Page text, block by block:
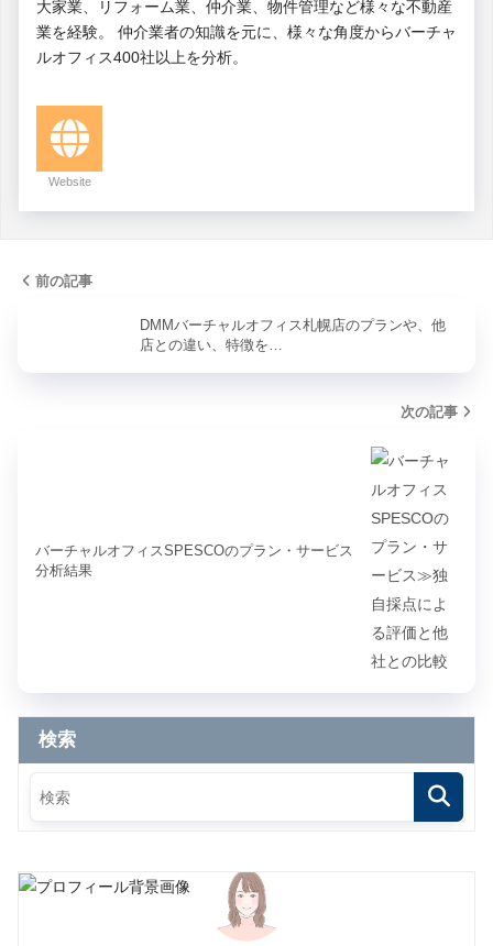
大家業、リフォーム業、仲介業、物件管理など様々な不動産
業を経験。 仲介業者の知識を元に、様々な角度からバーチャ
ルオフィス400社以上を分析。
Website
前の記事
DMMバーチャルオフィス札幌店のプランや、他
店との違い、特徴を…
次の記事
バーチャルオフィスSPESCOのプラン・サービス
分析結果
検索